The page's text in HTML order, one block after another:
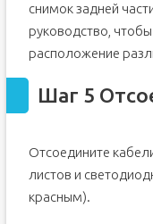
снимок задней
руководство,
расположение
Шаг 5
Отсоедините
листов и
красным).